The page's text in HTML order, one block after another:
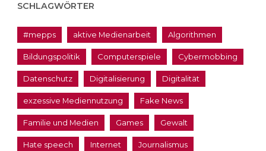
SCHLAGWÖRTER
#mepps aktive Medienarbeit Algorithmen
Bildungspolitik Computerspiele Cybermobbing
Datenschutz Digitalisierung Digitalität
exzessive Mediennutzung Fake News
Familie und Medien Games Gewalt
Hate speech Internet Journalismus